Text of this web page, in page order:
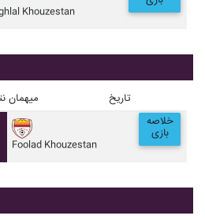
Khouzestan
میهمان تاریخ
Foolad Khouzestan
خلاصه
بازی